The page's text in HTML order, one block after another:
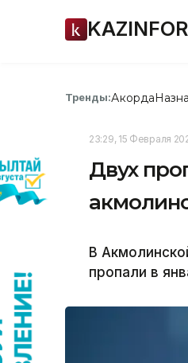
Тренды:Акорда
23:29, 15 Февраля
Двух
В
пропали в